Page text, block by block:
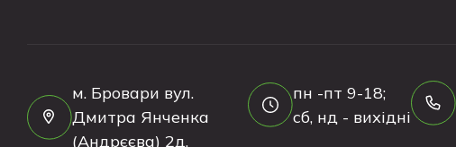
м. Бровари вул.
Дмитра Янченка
(Андрєєва) 2д.
пн -пт 9-18;
сб, нд - вихідні